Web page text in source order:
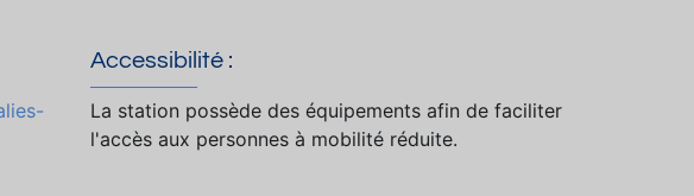
Accessibilité :
La station possède des équipements afin de faciliter
l'accès aux personnes à mobilité réduite.